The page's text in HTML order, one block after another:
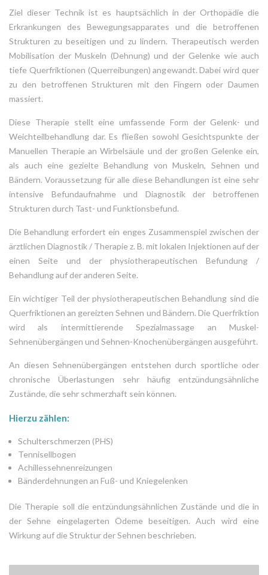
Ziel dieser Technik ist es hauptsächlich in der Orthopädie die
Erkrankungen des Bewegungsapparates und die betroffenen
Strukturen zu beseitigen und zu lindern. Therapeutisch werden
Mobilisation der Muskeln (Dehnung) und der Gelenke wie auch
tiefe Querfriktionen (Querreibungen) angewandt. Dabei wird quer
zu den betroffenen Strukturen mit den Fingern oder Daumen
massiert.
Diese Therapie stellt eine umfassende Form der Gelenk- und
Weichteilbehandlung dar. Es fließen sowohl Gesichtspunkte der
Manuellen Therapie an Wirbelsäule und der großen Gelenke ein,
als auch eine gezielte Behandlung von Muskeln, Sehnen und
Bändern. Voraussetzung für alle diese Behandlungen ist eine sehr
intensive Befundaufnahme und Diagnostik der betroffenen
Strukturen durch Tast- und Funktionsbefund.
Die Behandlung erfordert ein enges Zusammenspiel zwischen der
ärztlichen Diagnostik / Therapie z. B. mit lokalen Injektionen auf der
einen Seite und der physiotherapeutischen Befundung /
Behandlung auf der anderen Seite.
Ein wichtiger Teil der physiotherapeutischen Behandlung sind die
Querfriktionen an gereizten Sehnen und Bändern. Die Querfriktion
wird als intermittierende Spezialmassage an Muskel-
Sehnenübergängen und Sehnen-Knochenübergängen ausgeführt.
An diesen Sehnenübergängen entstehen durch sportliche oder
chronische Überlastungen sehr häufig entzündungsähnliche
Zustände, die sehr schmerzhaft sein können.
Hierzu zählen:
Schulterschmerzen (PHS)
Tennisellbogen
Achillessehnenreizungen
Bänderdehnungen an Fuß- und Kniegelenken
Die Therapie soll die entzündungsähnlichen Zustände und die in
der Sehne eingelagerten Ödeme beseitigen. Auch wird eine
Wirkung auf die Struktur der Sehnen beschrieben.